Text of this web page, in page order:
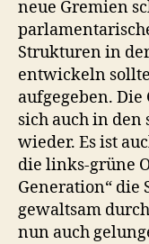
neue Gremien
Strukturen in
entwickeln
aufgegeben.
sich auch in
wieder. Es ist
die links-grüne
Generation“ die
gewaltsam
nun auch